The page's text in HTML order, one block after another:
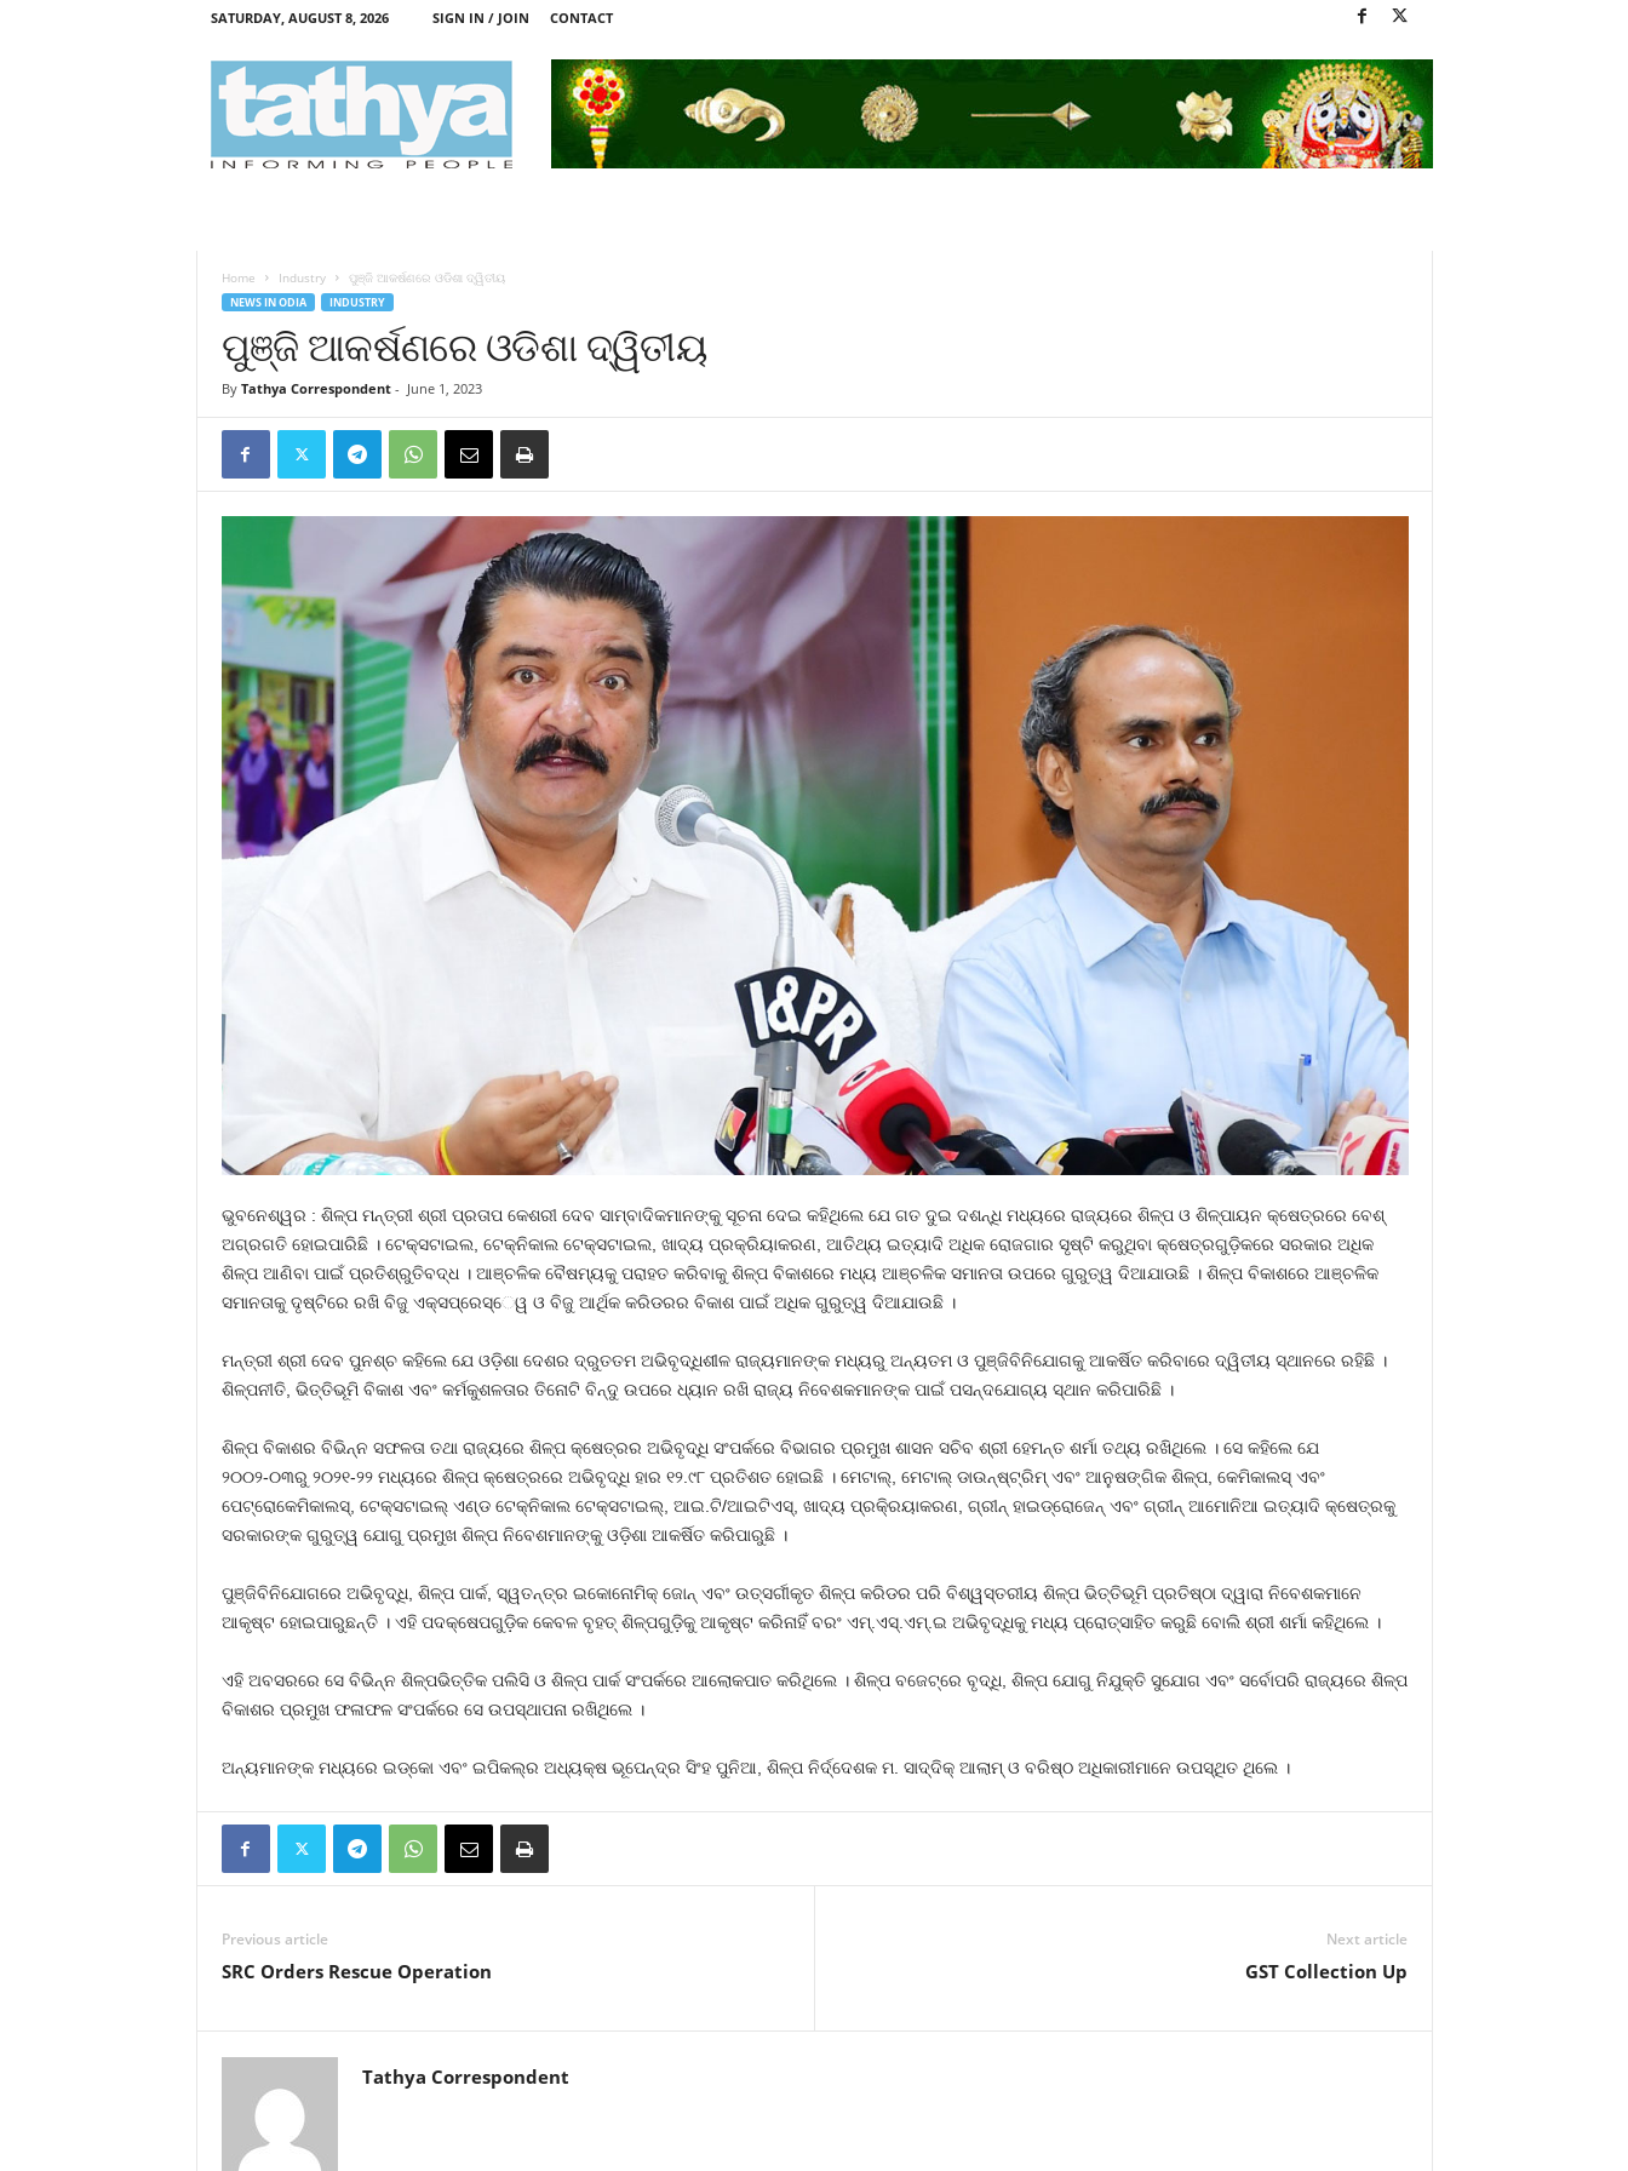
SATURDAY, AUGUST 8, 2026 SIGN IN / JOIN CONTACT
Home Industry ପୁଞ୍ଜି ଆକର୍ଷଣରେ ଓଡିଶା ଦ୍ୱିତୀୟ
NEWS IN ODIA INDUSTRY
ପୁଞ୍ଜି ଆକର୍ଷଣରେ ଓଡିଶା ଦ୍ୱିତୀୟ
By Tathya Correspondent- June 1, 2023
ଭୁବନେଶ୍ୱର : ଶିଳ୍ପ ମନ୍ତ୍ରୀ ଶ୍ରୀ ପ୍ରତାପ କେଶରୀ ଦେବ ସାମ୍ବାଦିକମାନଙ୍କୁ ସୂଚନା ଦେଇ କହିଥିଲେ ଯେ ଗତ ଦୁଇ ଦଶନ୍ଧି ମଧ୍ୟରେ ରାଜ୍ୟରେ ଶିଳ୍ପ ଓ ଶିଳ୍ପାୟନ କ୍ଷେତ୍ରରେ ବେଶ୍‌
ଅଗ୍ରଗତି ହୋଇପାରିଛି । ଟେକ୍ସଟାଇଲ, ଟେକ୍ନିକାଲ ଟେକ୍ସଟାଇଲ, ଖାଦ୍ୟ ପ୍ରକ୍ରିୟାକରଣ, ଆତିଥ୍ୟ ଇତ୍ୟାଦି ଅଧିକ ରୋଜଗାର ସୃଷ୍ଟି କରୁଥିବା କ୍ଷେତ୍ରଗୁଡ଼ିକରେ ସରକାର ଅଧିକ
ଶିଳ୍ପ ଆଣିବା ପାଇଁ ପ୍ରତିଶ୍ରୁତିବଦ୍ଧ । ଆଞ୍ଚଳିକ ବୈଷମ୍ୟକୁ ପରାହତ କରିବାକୁ ଶିଳ୍ପ ବିକାଶରେ ମଧ୍ୟ ଆଞ୍ଚଳିକ ସମାନତା ଉପରେ ଗୁରୁତ୍ୱ ଦିଆଯାଉଛି । ଶିଳ୍ପ ବିକାଶରେ ଆଞ୍ଚଳିକ
ସମାନତାକୁ ଦୃଷ୍ଟିରେ ରଖି ବିଜୁ ଏକ୍ସପ୍ରେସ୍‌େୱ ଓ ବିଜୁ ଆର୍ଥିକ କରିଡରର ବିକାଶ ପାଇଁ ଅଧିକ ଗୁରୁତ୍ୱ ଦିଆଯାଉଛି ।
ମନ୍ତ୍ରୀ ଶ୍ରୀ ଦେବ ପୁନଶ୍ଚ କହିଲେ ଯେ ଓଡ଼ିଶା ଦେଶର ଦ୍ରୁତତମ ଅଭିବୃଦ୍ଧିଶୀଳ ରାଜ୍ୟମାନଙ୍କ ମଧ୍ୟରୁ ଅନ୍ୟତମ ଓ ପୁଞ୍ଜିବିନିଯୋଗକୁ ଆକର୍ଷିତ କରିବାରେ ଦ୍ୱିତୀୟ ସ୍ଥାନରେ ରହିଛି ।
ଶିଳ୍ପନୀତି, ଭିତ୍ତିଭୂମି ବିକାଶ ଏବଂ କର୍ମକୁଶଳତାର ତିନୋଟି ବିନ୍ଦୁ ଉପରେ ଧ୍ୟାନ ରଖି ରାଜ୍ୟ ନିବେଶକମାନଙ୍କ ପାଇଁ ପସନ୍ଦଯୋଗ୍ୟ ସ୍ଥାନ କରିପାରିଛି ।
ଶିଳ୍ପ ବିକାଶର ବିଭିନ୍ନ ସଫଳତା ତଥା ରାଜ୍ୟରେ ଶିଳ୍ପ କ୍ଷେତ୍ରର ଅଭିବୃଦ୍ଧି ସଂପର୍କରେ ବିଭାଗର ପ୍ରମୁଖ ଶାସନ ସଚିବ ଶ୍ରୀ ହେମନ୍ତ ଶର୍ମା ତଥ୍ୟ ରଖିଥିଲେ । ସେ କହିଲେ ଯେ
୨୦୦୨-୦୩ରୁ ୨୦୨୧-୨୨ ମଧ୍ୟରେ ଶିଳ୍ପ କ୍ଷେତ୍ରରେ ଅଭିବୃଦ୍ଧି ହାର ୧୨.୯୮ ପ୍ରତିଶତ ହୋଇଛି । ମେଟାଲ୍‌, ମେଟାଲ୍‌ ଡାଉନ୍‌ଷ୍ଟ୍ରିମ୍‌ ଏବଂ ଆନୁଷଙ୍ଗିକ ଶିଳ୍ପ, କେମିକାଲସ୍‌ ଏବଂ
ପେଟ୍ରୋକେମିକାଲସ୍‌, ଟେକ୍ସଟାଇଲ୍‌ ଏଣ୍ଡ ଟେକ୍‌ନିକାଲ ଟେକ୍ସଟାଇଲ୍‌, ଆଇ.ଟି/ଆଇଟିଏସ୍‌, ଖାଦ୍ୟ ପ୍ରକି୍ରୟାକରଣ, ଗ୍ରୀନ୍‌ ହାଇଡ୍ରୋଜେନ୍‌ ଏବଂ ଗ୍ରୀନ୍‌ ଆମୋନିଆ ଇତ୍ୟାଦି କ୍ଷେତ୍ରକୁ
ସରକାରଙ୍କ ଗୁରୁତ୍ୱ ଯୋଗୁ ପ୍ରମୁଖ ଶିଳ୍ପ ନିବେଶମାନଙ୍କୁ ଓଡ଼ିଶା ଆକର୍ଷିତ କରିପାରୁଛି ।
ପୁଞ୍ଜିବିନିଯୋଗରେ ଅଭିବୃଦ୍ଧି, ଶିଳ୍ପ ପାର୍କ, ସ୍ୱତନ୍ତ୍ର ଇକୋନୋମିକ୍‌ ଜୋନ୍‌ ଏବଂ ଉତ୍ସର୍ଗୀକୃତ ଶିଳ୍ପ କରିଡର ପରି ବିଶ୍ୱସ୍ତରୀୟ ଶିଳ୍ପ ଭିତ୍ତିଭୂମି ପ୍ରତିଷ୍ଠା ଦ୍ୱାରା ନିବେଶକମାନେ
ଆକୃଷ୍ଟ ହୋଇପାରୁଛନ୍ତି । ଏହି ପଦକ୍ଷେପଗୁଡ଼ିକ କେବଳ ବୃହତ୍‌ ଶିଳ୍ପଗୁଡ଼ିକୁ ଆକୃଷ୍ଟ କରିନାହିଁ ବରଂ ଏମ୍‌.ଏସ୍‌.ଏମ୍‌.ଇ ଅଭିବୃଦ୍ଧିକୁ ମଧ୍ୟ ପ୍ରୋତ୍ସାହିତ କରୁଛି ବୋଲି ଶ୍ରୀ ଶର୍ମା କହିଥିଲେ ।
ଏହି ଅବସରରେ ସେ ବିଭିନ୍ନ ଶିଳ୍ପଭିତ୍ତିକ ପଲିସି ଓ ଶିଳ୍ପ ପାର୍କ ସଂପର୍କରେ ଆଲୋକପାତ କରିଥିଲେ । ଶିଳ୍ପ ବଜେଟ୍‌ରେ ବୃଦ୍ଧି, ଶିଳ୍ପ ଯୋଗୁ ନିଯୁକ୍ତି ସୁଯୋଗ ଏବଂ ସର୍ବୋପରି ରାଜ୍ୟରେ ଶିଳ୍ପ
ବିକାଶର ପ୍ରମୁଖ ଫଳାଫଳ ସଂପର୍କରେ ସେ ଉପସ୍ଥାପନା ରଖିଥିଲେ ।
ଅନ୍ୟମାନଙ୍କ ମଧ୍ୟରେ ଇଡ୍‌କୋ ଏବଂ ଇପିକଲ୍‌ର ଅଧ୍ୟକ୍ଷ ଭୂପେନ୍ଦ୍ର ସିଂହ ପୁନିଆ, ଶିଳ୍ପ ନିର୍ଦ୍ଦେଶକ ମ. ସାଦ୍ଦିକ୍‌ ଆଲାମ୍‌ ଓ ବରିଷ୍ଠ ଅଧିକାରୀମାନେ ଉପସ୍ଥିତ ଥିଲେ ।
Previous article
SRC Orders Rescue Operation
Next article
GST Collection Up
Tathya Correspondent